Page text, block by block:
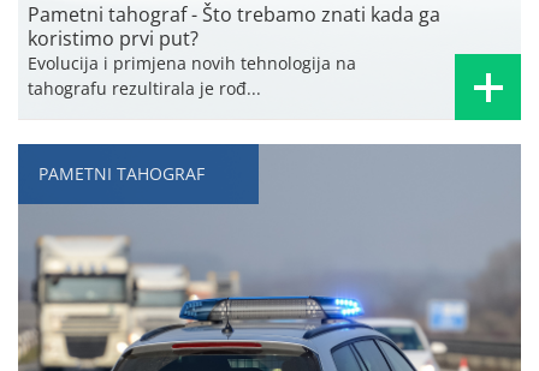
Pametni tahograf - Što trebamo znati kada ga
koristimo prvi put?
Evolucija i primjena novih tehnologija na
tahografu rezultirala je rođ...
PAMETNI TAHOGRAF